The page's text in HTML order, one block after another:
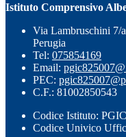
Istituto Comprensivo
Via Lambruschini 7/
Perugia
Tel: 075854169
Email:
PEC:
C.F.: 81002850543
Codice Istituto:
Codice Univico